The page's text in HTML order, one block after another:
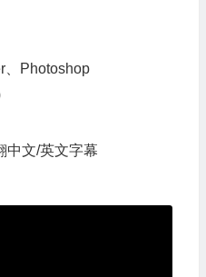
、Photoshop
中文/英文字幕